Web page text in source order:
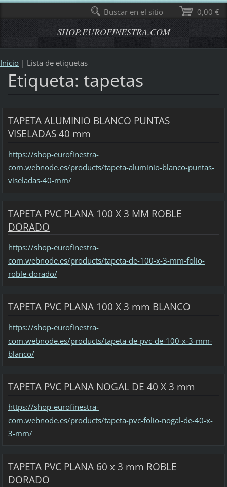
SHOP.EUROFINESTRA.COM
Inicio | Lista de etiquetas
Etiqueta: tapetas
TAPETA ALUMINIO BLANCO PUNTAS
VISELADAS 40 mm
https://shop-eurofinestra-
com.webnode.es/products/tapeta-aluminio-blanco-puntas-
viseladas-40-mm/
TAPETA PVC PLANA 100 X 3 MM ROBLE
DORADO
https://shop-eurofinestra-
com.webnode.es/products/tapeta-de-100-x-3-mm-folio-
roble-dorado/
TAPETA PVC PLANA 100 X 3 mm BLANCO
https://shop-eurofinestra-
com.webnode.es/products/tapeta-de-pvc-de-100-x-3-mm-
blanco/
TAPETA PVC PLANA NOGAL DE 40 X 3 mm
https://shop-eurofinestra-
com.webnode.es/products/tapeta-pvc-folio-nogal-de-40-x-
3-mm/
TAPETA PVC PLANA 60 x 3 mm ROBLE
DORADO
0,00 €
Buscar en el sitio